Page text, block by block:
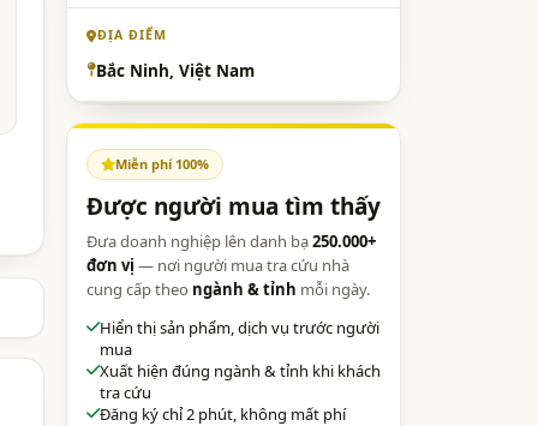
ĐỊA ĐIỂM
Bắc Ninh, Việt Nam
Miễn phí 100%
Được người mua tìm thấy
Đưa doanh nghiệp lên danh bạ250.000+
đơn vị — nơi người mua tra cứu nhà
cung cấp theo ngành & tỉnh mỗi ngày.
Hiển thị sản phẩm, dịch vụ trước người
mua
Xuất hiện đúng ngành & tỉnh khi khách
tra cứu
Đăng ký chỉ 2 phút, không mất phí